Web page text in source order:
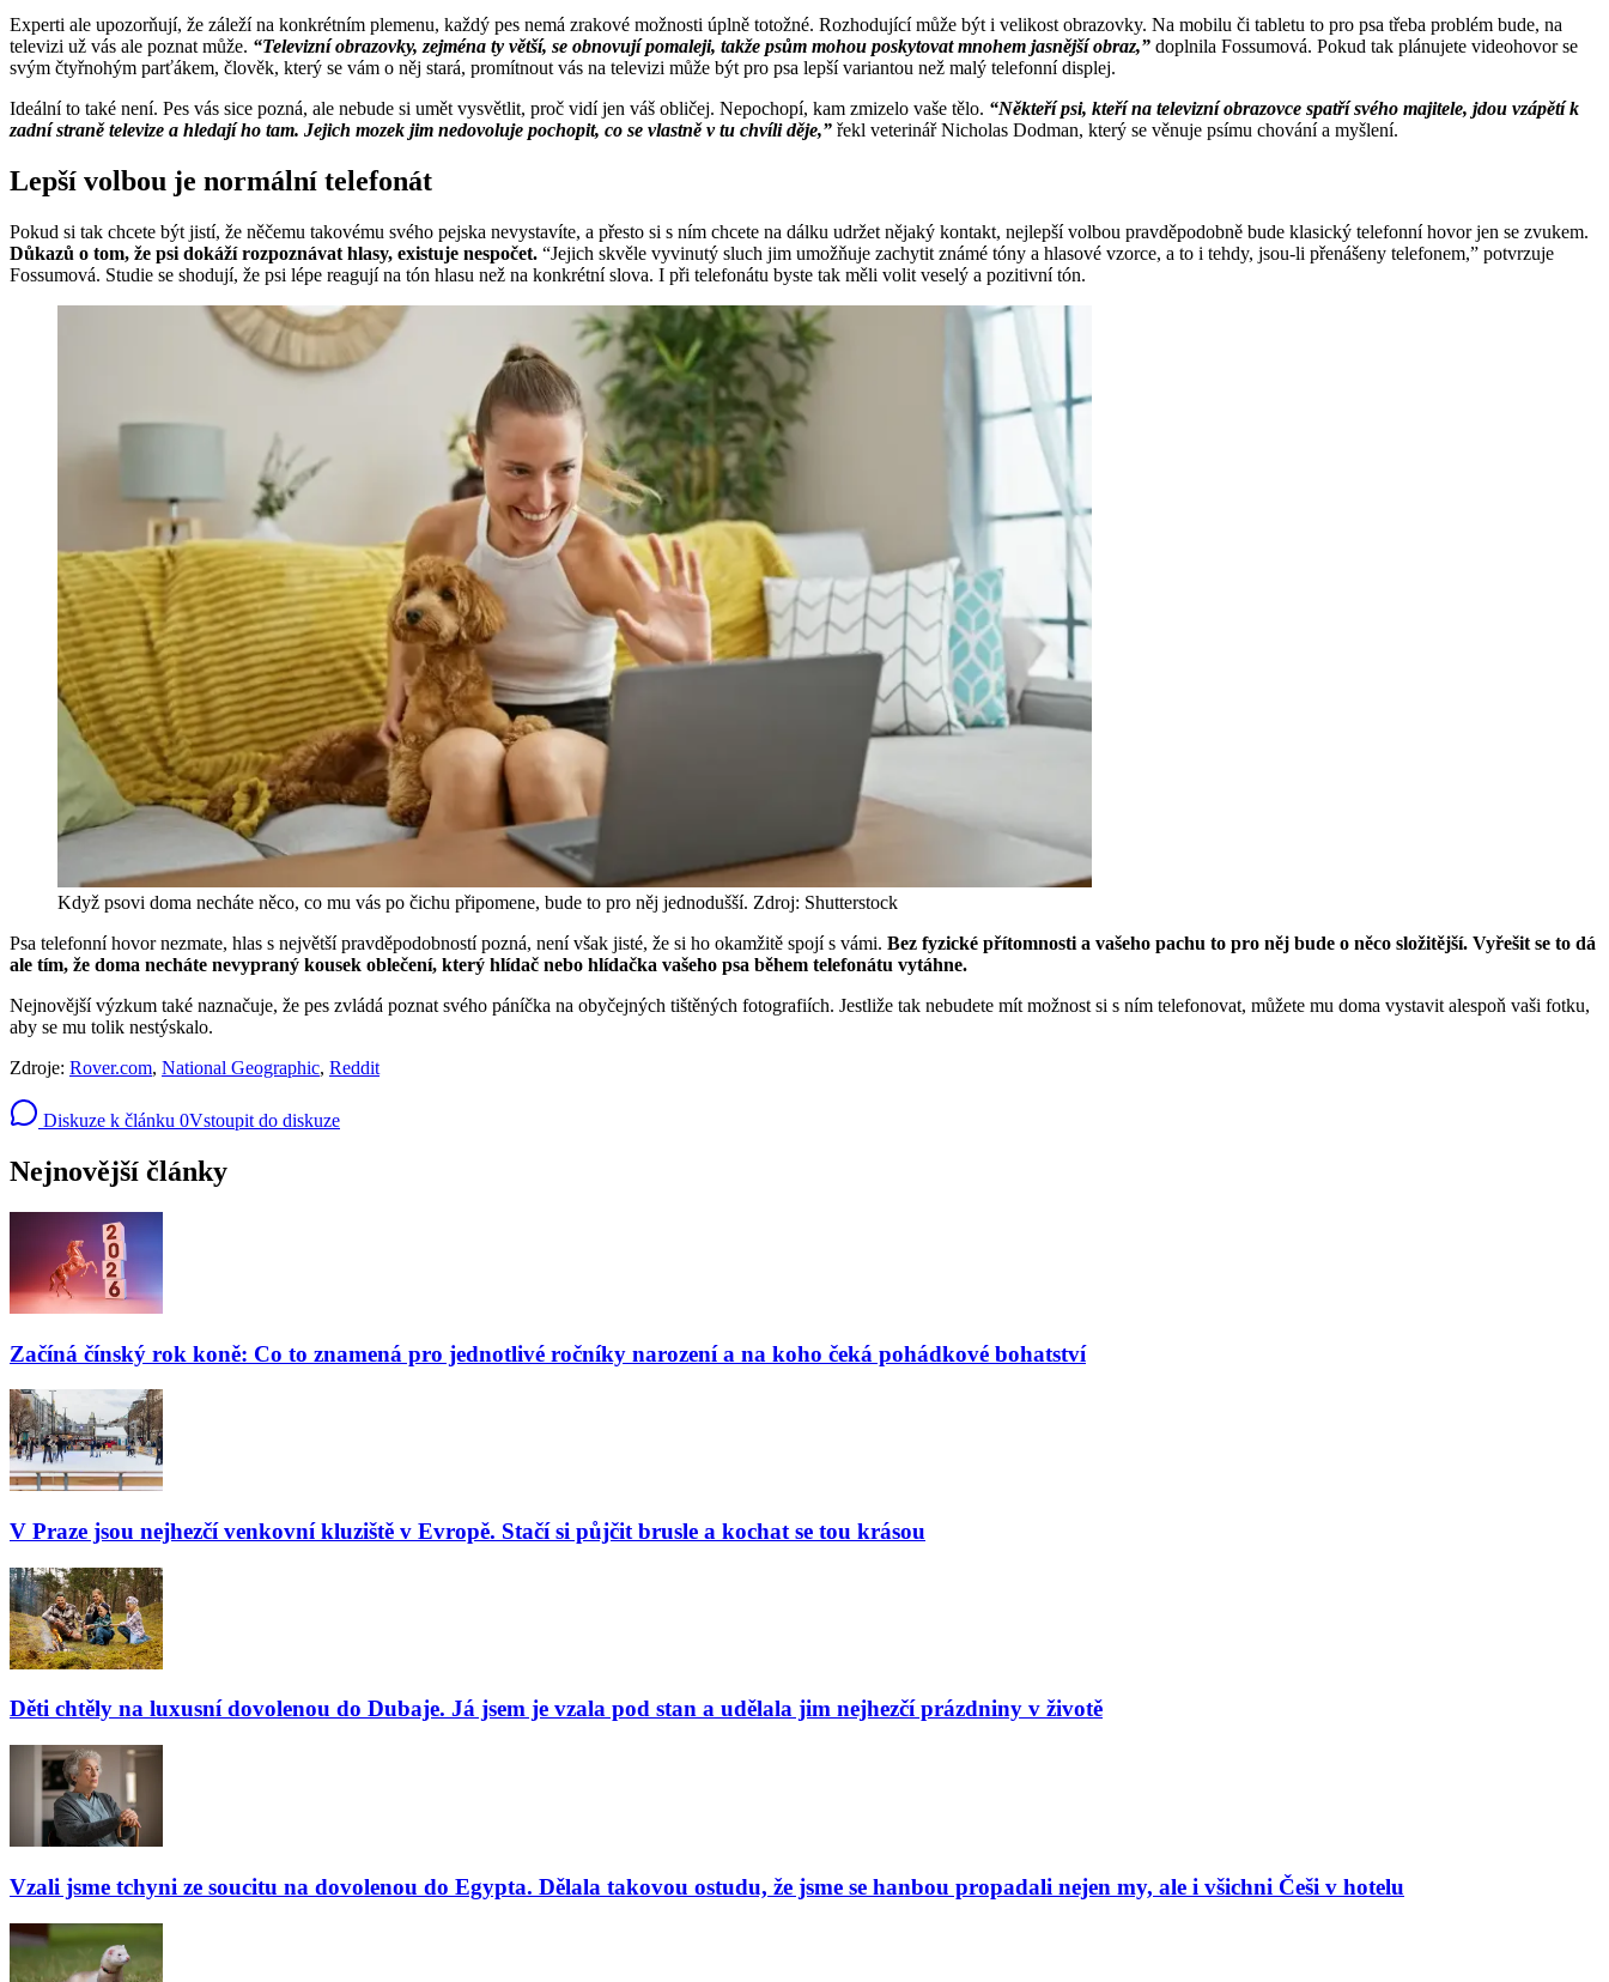
Experti ale upozorňují, že záleží na konkrétním plemenu, každý pes nemá zrakové možnosti úplně totožné. Rozhodující může být i velikost obrazovky. Na mobilu či tabletu to pro psa třeba problém bude, na
televizi už vás ale poznat může. “Televizní obrazovky, zejména ty větší, se obnovují pomaleji, takže psům mohou poskytovat mnohem jasnější obraz,” doplnila Fossumová. Pokud tak plánujete videohovor se
svým čtyřnohým parťákem, člověk, který se vám o něj stará, promítnout vás na televizi může být pro psa lepší variantou než malý telefonní displej.
Ideální to také není. Pes vás sice pozná, ale nebude si umět vysvětlit, proč vidí jen váš obličej. Nepochopí, kam zmizelo vaše tělo. “Někteří psi, kteří na televizní obrazovce spatří svého majitele, jdou vzápětí k
zadní straně televize a hledají ho tam. Jejich mozek jim nedovoluje pochopit, co se vlastně v tu chvíli děje,” řekl veterinář Nicholas Dodman, který se věnuje psímu chování a myšlení.
Lepší volbou je normální telefonát
Pokud si tak chcete být jistí, že něčemu takovému svého pejska nevystavíte, a přesto si s ním chcete na dálku udržet nějaký kontakt, nejlepší volbou pravděpodobně bude klasický telefonní hovor jen se zvukem.
Důkazů o tom, že psi dokáží rozpoznávat hlasy, existuje nespočet. “Jejich skvěle vyvinutý sluch jim umožňuje zachytit známé tóny a hlasové vzorce, a to i tehdy, jsou-li přenášeny telefonem,” potvrzuje
Fossumová. Studie se shodují, že psi lépe reagují na tón hlasu než na konkrétní slova. I při telefonátu byste tak měli volit veselý a pozitivní tón.
Když psovi doma necháte něco, co mu vás po čichu připomene, bude to pro něj jednodušší. Zdroj: Shutterstock
Psa telefonní hovor nezmate, hlas s největší pravděpodobností pozná, není však jisté, že si ho okamžitě spojí s vámi. Bez fyzické přítomnosti a vašeho pachu to pro něj bude o něco složitější. Vyřešit se to dá
ale tím, že doma necháte nevypraný kousek oblečení, který hlídač nebo hlídačka vašeho psa během telefonátu vytáhne.
Nejnovější výzkum také naznačuje, že pes zvládá poznat svého páníčka na obyčejných tištěných fotografiích. Jestliže tak nebudete mít možnost si s ním telefonovat, můžete mu doma vystavit alespoň vaši fotku,
aby se mu tolik nestýskalo.
Zdroje: Rover.com, National Geographic, Reddit
Diskuze k článku 0Vstoupit do diskuze
Nejnovější články
Začíná čínský rok koně: Co to znamená pro jednotlivé ročníky narození a na koho čeká pohádkové bohatství
V Praze jsou nejhezčí venkovní kluziště v Evropě. Stačí si půjčit brusle a kochat se tou krásou
Děti chtěly na luxusní dovolenou do Dubaje. Já jsem je vzala pod stan a udělala jim nejhezčí prázdniny v životě
Vzali jsme tchyni ze soucitu na dovolenou do Egypta. Dělala takovou ostudu, že jsme se hanbou propadali nejen my, ale i všichni Češi v hotelu